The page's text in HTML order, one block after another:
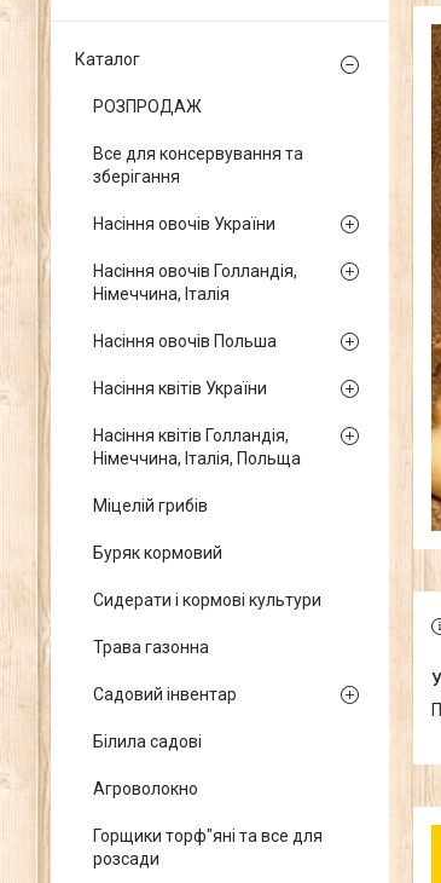
Каталог
РОЗПРОДАЖ
Все для консервування та
зберігання
Насіння овочів України
Насіння овочів Голландія,
Німеччина, Італія
Насіння овочів Польша
Насіння квітів України
Насіння квітів Голландія,
Німеччина, Італія, Польща
Міцелій грибів
Буряк кормовий
Сидерати і кормові культури
Трава газонна
Садовий інвентар
Білила садові
Агроволокно
Горщики торф"яні та все для
розсади